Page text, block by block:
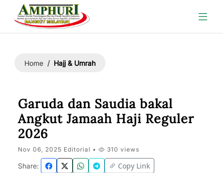
Home Hajj & Umrah
Garuda dan Saudia bakal
Angkut Jamaah Haji Reguler
2026
Nov 06, 2025 Editorial • 310 views
Share: Copy Link